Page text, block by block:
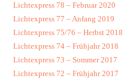
Lichtexpress 78 – Februar 2020
Lichtexpress 77 – Anfang 2019
Lichtexpress 75/76 – Herbst 2018
Lichtexpress 74 – Frühjahr 2018
Lichtexpress 73 – Sommer 2017
Lichtexpress 72 – Frühjahr 2017